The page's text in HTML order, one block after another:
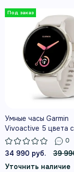
Умные часы Garmin
Vivoactive 5 цвета
кости с золотистым
и силиконовым
0
34 990 руб.
39
Уточнить наличие